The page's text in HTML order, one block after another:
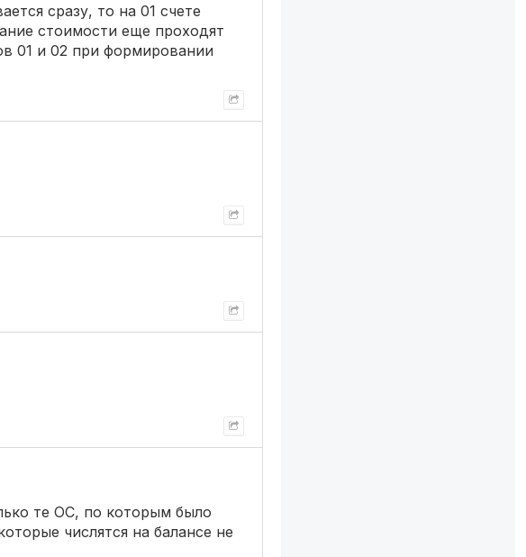
сразу, то на 01 счете
стоимости еще проходят
01 и 02 при формировании
те ОС, по которым было
числятся на балансе не